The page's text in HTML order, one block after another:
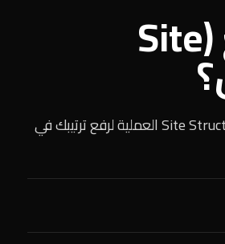
ما أهمية تحسين هيكل الموقع (Site
لماذا يؤثر هيكل الموقع على الزحف والفهرسة وتجربة المستخدم؟ تعرّف على خطوات Site Structure SEO العملية لرفع ترتيبك في